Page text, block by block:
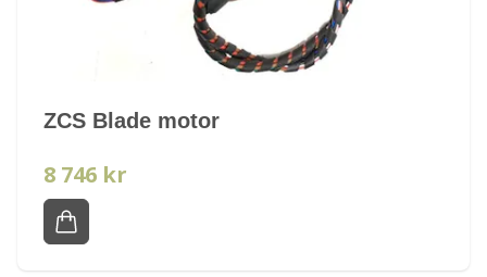
ZCS Blade motor
8 746 kr